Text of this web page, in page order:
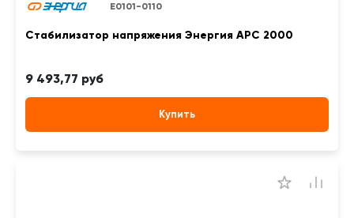
Е0101-0110
Стабилизатор напряжения Энергия APC 2000
9 493,77 руб
Купить